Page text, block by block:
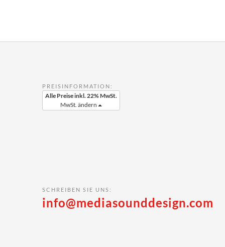
PREISINFORMATION:
Alle Preise inkl. 22% MwSt.
MwSt. ändern
SCHREIBEN SIE UNS:
info@mediasounddesign.com